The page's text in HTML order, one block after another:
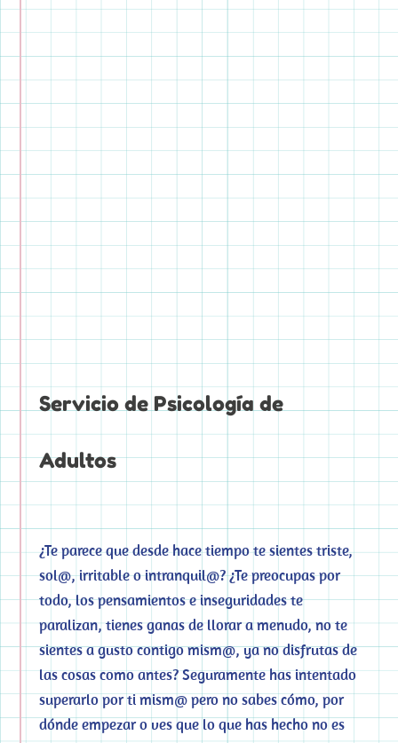
Servicio de Psicología de
Adultos
¿Te parece que desde hace tiempo te sientes triste,
sol@, irritable o intranquil@? ¿Te preocupas por
todo, los pensamientos e inseguridades te
paralizan, tienes ganas de llorar a menudo, no te
sientes a gusto contigo mism@, ya no disfrutas de
las cosas como antes? Seguramente has intentado
superarlo por ti mism@ pero no sabes cómo, por
dónde empezar o ves que lo que has hecho no es